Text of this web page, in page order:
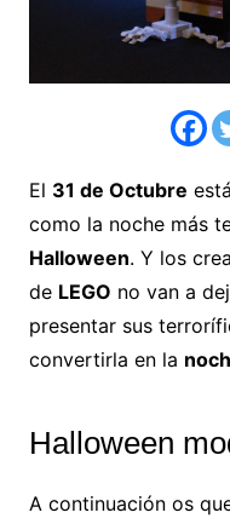
El 31 de Octubre
como la noche más
Halloween. Y los
de LEGO no van a
presentar sus
convertirla en la
Halloween
A continuación os